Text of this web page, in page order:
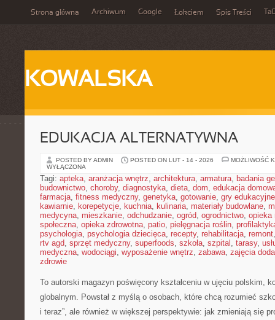
Strona główna Archiwum Google Łokciem Spis Treści
KOWALSKA
EDUKACJA ALTERNATYWNA
POSTED BY ADMIN POSTED ON LUT - 14 - 2026
MOŻLIWOŚĆ
WYŁĄCZONA
Tagi: apteka, aranżacja wnętrz, architektura, armatura, badania
budownictwo, choroby, diagnostyka, dieta, dom, edukacja
farmacja, fitness medyczny, genetyka, gotowanie, gry edukacyjne
kawiarnie, korepetycje, kuchnia, kulinaria, materiały budowlane,
medycyna, mieszkanie, odchudzanie, ogród, ogrodnictwo, opieka
społeczna, opieka zdrowotna, patio, pielęgnacja roślin,
psychologia, psychologia dziecięca, recepty, rehabilitacja, remont
rtv agd, sprzęt medyczny, superfoods, szkoła, szpital , tarasy,
medyczna, wodociągi, wyposażenie wnętrz, zabawa, zajęcia
zdrowie
To autorski magazyn poświęcony kształceniu w ujęciu polskim,
globalnym. Powstał z myślą o osobach, które chcą rozumieć
i teraz”, ale również w większej perspektywie: jak zmieniają się